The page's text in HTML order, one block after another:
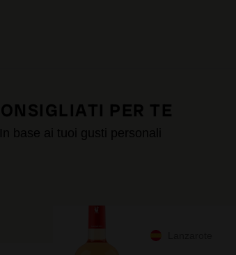
PER TE
In base ai tuoi gusti personali